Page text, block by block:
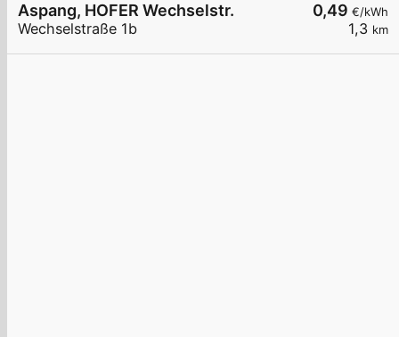
0,49 €/kWh
1,3 km
Aspang, HOFER Wechselstr.
Wechselstraße 1b